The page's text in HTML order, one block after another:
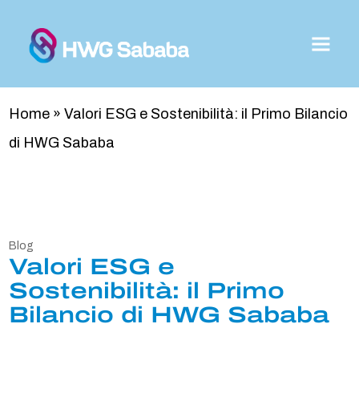
Home »Valori ESG e Sostenibilità: il Primo Bilancio
di HWG Sababa
Blog
Valori ESG e
Sostenibilità: il Primo
Bilancio di HWG Sababa